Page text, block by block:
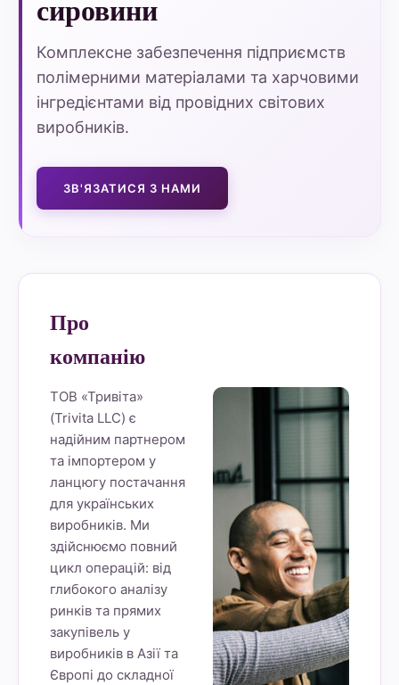
сировини
Комплексне забезпечення підприємств
полімерними матеріалами та харчовими
інгредієнтами від провідних світових
виробників.
ЗВ'ЯЗАТИСЯ З НАМИ
Про
компанію
ТОВ «Тривіта»
(Trivita LLC) є
надійним партнером
та імпортером у
ланцюгу постачання
для українських
виробників. Ми
здійснюємо повний
цикл операцій: від
глибокого аналізу
ринків та прямих
закупівель у
виробників в Азії та
Європі до складної